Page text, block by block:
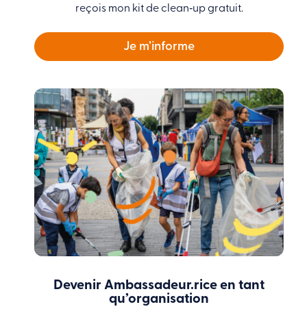
reçois mon kit de clean‑up gratuit.
Je m’informe
Devenir Ambassadeur.rice en tant
qu’organisation